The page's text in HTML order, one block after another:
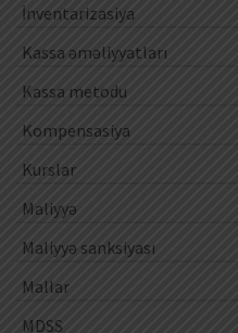
İnventarizasiya
Kassa əməliyyatları
Kassa metodu
Kompensasiya
Kurslar
Maliyyə
Maliyyə sanksiyası
Mallar
MDSS